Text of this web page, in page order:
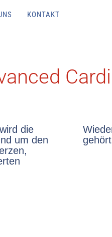
KONTAKT
die
um den
Zudem